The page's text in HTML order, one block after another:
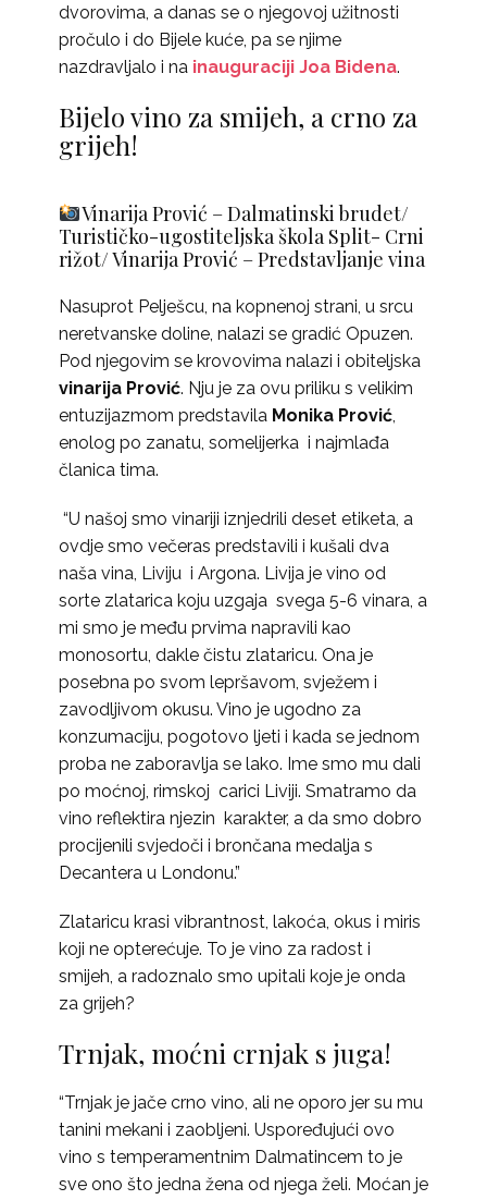
dvorovima, a danas se o njegovoj užitnosti
pročulo i do Bijele kuće, pa se njime
nazdravljalo i na inauguraciji Joa Bidena.
Bijelo vino za smijeh, a crno za
grijeh!
Vinarija Prović – Dalmatinski brudet/
Turističko-ugostiteljska škola Split- Crni
rižot/ Vinarija Prović – Predstavljanje vina
Nasuprot Pelješcu, na kopnenoj strani, u srcu
neretvanske doline, nalazi se gradić Opuzen.
Pod njegovim se krovovima nalazi i obiteljska
vinarija Prović. Nju je za ovu priliku s velikim
entuzijazmom predstavila Monika Prović,
enolog po zanatu, somelijerka i najmlađa
članica tima.
“U našoj smo vinariji iznjedrili deset etiketa, a
ovdje smo večeras predstavili i kušali dva
naša vina, Liviju i Argona. Livija je vino od
sorte zlatarica koju uzgaja svega 5-6 vinara, a
mi smo je među prvima napravili kao
monosortu, dakle čistu zlataricu. Ona je
posebna po svom lepršavom, svježem i
zavodljivom okusu. Vino je ugodno za
konzumaciju, pogotovo ljeti i kada se jednom
proba ne zaboravlja se lako. Ime smo mu dali
po moćnoj, rimskoj carici Liviji. Smatramo da
vino reflektira njezin karakter, a da smo dobro
procijenili svjedoči i brončana medalja s
Decantera u Londonu.”
Zlataricu krasi vibrantnost, lakoća, okus i miris
koji ne opterećuje. To je vino za radost i
smijeh, a radoznalo smo upitali koje je onda
za grijeh?
Trnjak, moćni crnjak s juga!
“Trnjak je jače crno vino, ali ne oporo jer su mu
tanini mekani i zaobljeni. Uspoređujući ovo
vino s temperamentnim Dalmatincem to je
sve ono što jedna žena od njega želi. Moćan je